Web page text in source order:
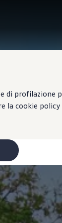
di
la cookie